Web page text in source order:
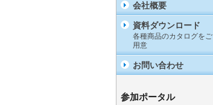
会社概要
資料ダウンロード
各種商品のカタログをご
用意
お問い合わせ
参加ポータル